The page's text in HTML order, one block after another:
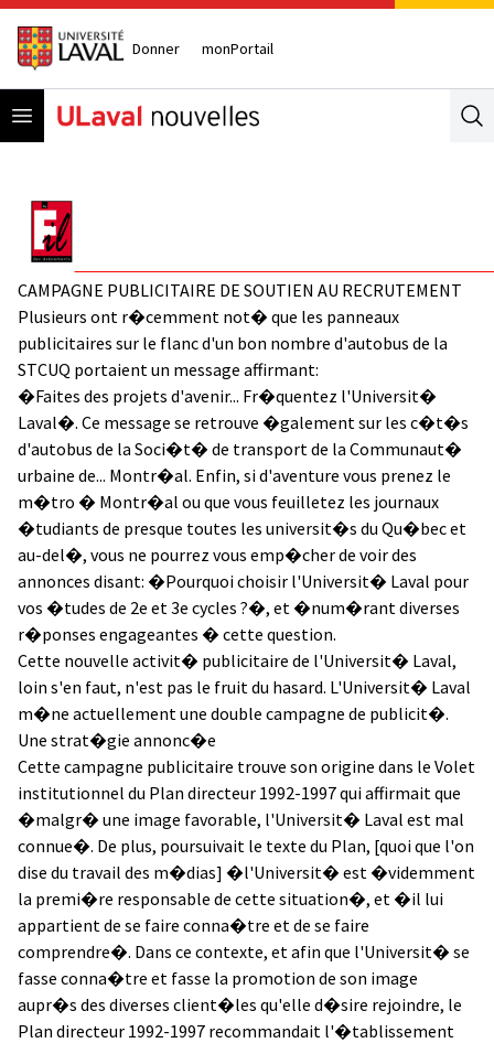
Donner monPortail
Open menu
CAMPAGNE PUBLICITAIRE DE SOUTIEN AU RECRUTEMENT
Plusieurs ont r�cemment not� que les panneaux
publicitaires sur le flanc d'un bon nombre d'autobus de la
STCUQ portaient un message affirmant:
�Faites des projets d'avenir... Fr�quentez l'Universit�
Laval�. Ce message se retrouve �galement sur les c�t�s
d'autobus de la Soci�t� de transport de la Communaut�
urbaine de... Montr�al. Enfin, si d'aventure vous prenez le
m�tro � Montr�al ou que vous feuilletez les journaux
�tudiants de presque toutes les universit�s du Qu�bec et
au-del�, vous ne pourrez vous emp�cher de voir des
annonces disant: �Pourquoi choisir l'Universit� Laval pour
vos �tudes de 2e et 3e cycles ?�, et �num�rant diverses
r�ponses engageantes � cette question.
Cette nouvelle activit� publicitaire de l'Universit� Laval,
loin s'en faut, n'est pas le fruit du hasard. L'Universit� Laval
m�ne actuellement une double campagne de publicit�.
Une strat�gie annonc�e
Cette campagne publicitaire trouve son origine dans le Volet
institutionnel du Plan directeur 1992-1997 qui affirmait que
�malgr� une image favorable, l'Universit� Laval est mal
connue�. De plus, poursuivait le texte du Plan, [quoi que l'on
dise du travail des m�dias] �l'Universit� est �videmment
la premi�re responsable de cette situation�, et �il lui
appartient de se faire conna�tre et de se faire
comprendre�. Dans ce contexte, et afin que l'Universit� se
fasse conna�tre et fasse la promotion de son image
aupr�s des diverses client�les qu'elle d�sire rejoindre, le
Plan directeur 1992-1997 recommandait l'�tablissement